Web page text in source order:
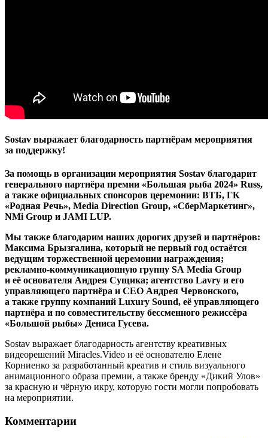
Sostav выражает благодарность партнёрам мероприятия
за поддержку!
За помощь в организации мероприятия Sostav благодарит
генерального партнёра премии «Большая рыба 2024» Russ,
а также официальных спонсоров церемонии: ВТБ, ГК
«Родная Речь», Media Direction Group, «СберМаркетинг»,
NMi Group и JAMI LUP.
Мы также благодарим наших дорогих друзей и партнёров:
Максима Брызгалина, который не первый год остаётся
ведущим торжественной церемонии награждения;
рекламно-коммуникационную группу SA Media Group
и её основателя Андрея Сущика; агентство Lavry и его
управляющего партнёра и CEO Андрея Червонского,
а также группу компаний Luxury Sound, её управляющего
партнёра и по совместительству бессменного режиссёра
«Большой рыбы» Дениса Гусева.
Sostav выражает благодарность агентству креативных
видеорешений Miracles.Video и её основателю Елене
Корниенко за разработанный креатив и стиль визуального
анимационного образа премии, а также бренду «Дикий Улов»
за красную и чёрную икру, которую гости могли попробовать
на мероприятии.
Комментарии